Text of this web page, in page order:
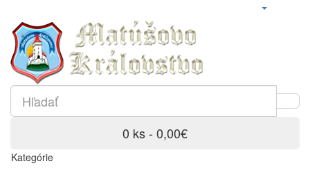
0 ks - 0,00€
Kategórie